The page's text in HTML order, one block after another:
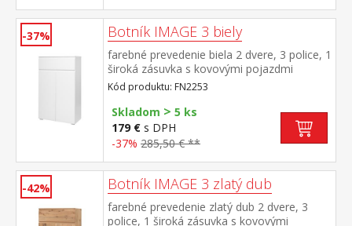
-37% Botník IMAGE 3 biely
farebné prevedenie biela 2 dvere, 3 police, 1
široká zásuvka s kovovými pojazdmi
Kód produktu: FN2253
Skladom > 5 ks
179 € s DPH
-37% 285,50 € **
-42% Botník IMAGE 3 zlatý dub
farebné prevedenie zlatý dub 2 dvere, 3
police, 1 široká zásuvka s kovovými